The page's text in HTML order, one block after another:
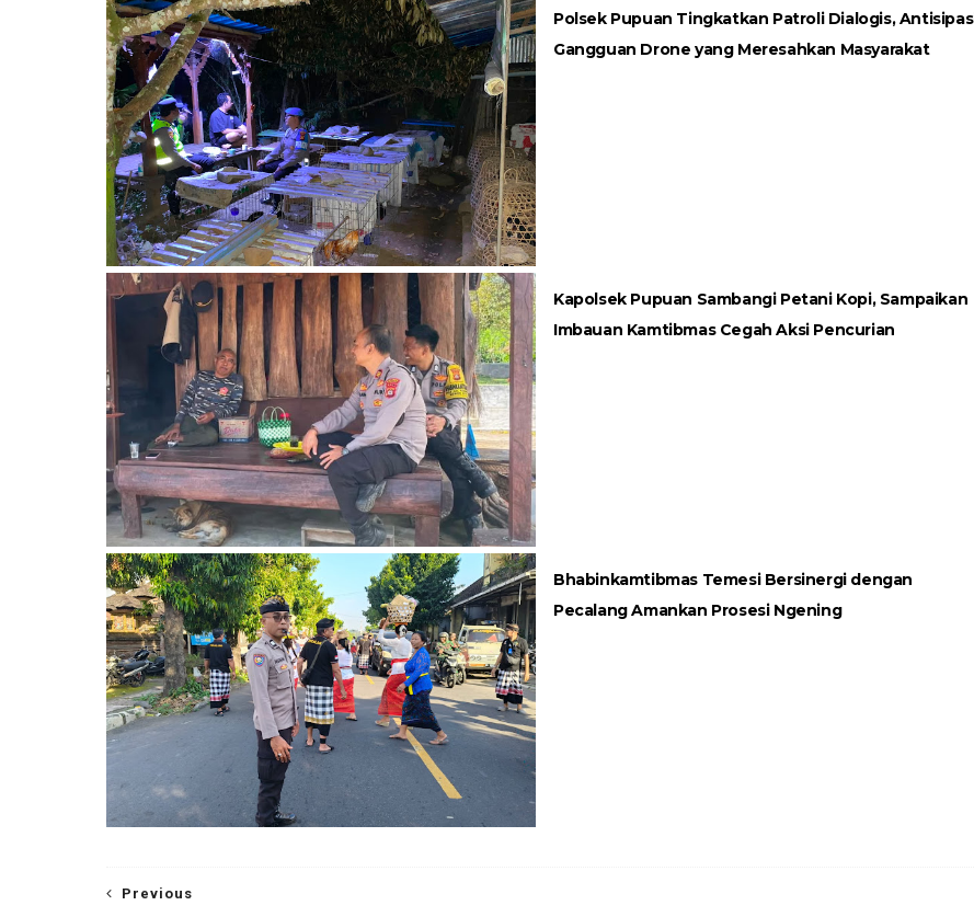
Polsek Pupuan Tingkatkan Patroli Dialogis,
Gangguan Drone yang Meresahkan Masyarakat
Kapolsek Pupuan Sambangi Petani Kopi, Sampaikan
Imbauan Kamtibmas Cegah Aksi Pencurian
Bhabinkamtibmas Temesi Bersinergi dengan
Pecalang Amankan Prosesi Ngening
Previous